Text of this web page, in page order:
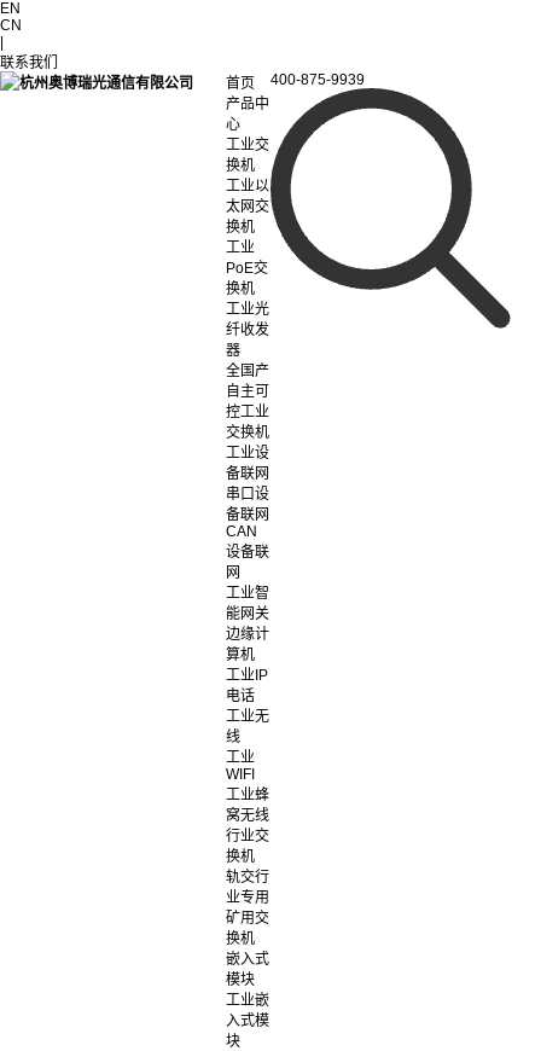
EN
CN
联系我们
首页
产品中
心
工业交
换机
工业以
太网交
换机
工业
PoE交
换机
工业光
纤收发
器
全国产
自主可
控工业
交换机
工业设
备联网
串口设
备联网
CAN
设备联
网
工业智
能网关
边缘计
算机
工业IP
电话
工业无
线
工业
WIFI
工业蜂
窝无线
行业交
换机
轨交行
业专用
矿用交
换机
嵌入式
模块
工业嵌
入式模
块
400-875-9939